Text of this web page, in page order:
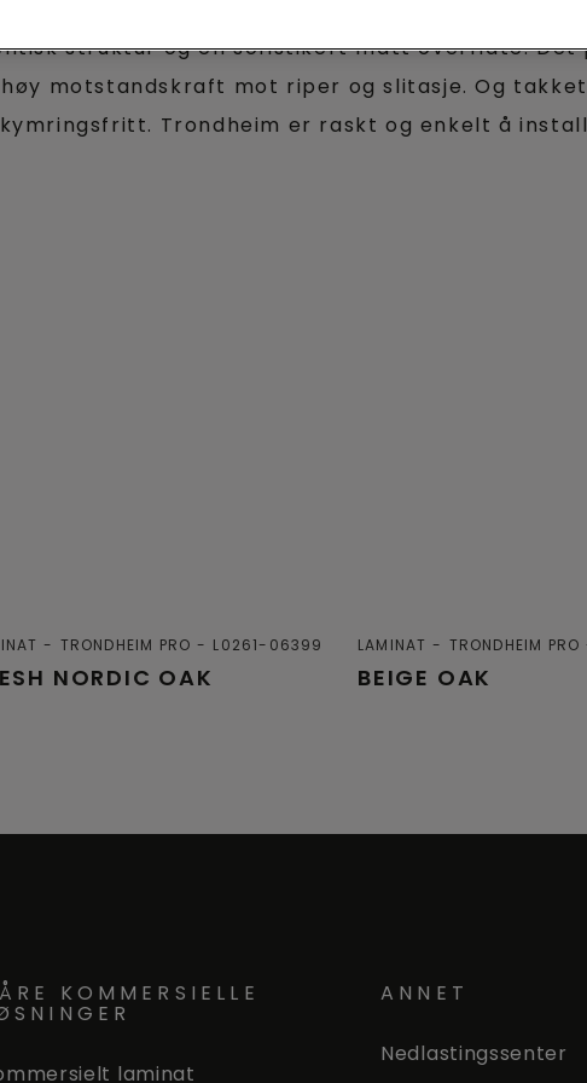
nær umulig å skille fra naturlig tre. Trondheim
struktur og en sofistikert matt overflate.
motstandskraft mot riper og slitasje. Og
Trondheim er raskt og enkelt å
NORDIC OAK
TRONDHEIM PRO L0261-06399
BEIGE OAK
LAMINAT TRONDHEIM PRO
KOMMERSIELLE
laminat
ANNET
Nedlastingssenter